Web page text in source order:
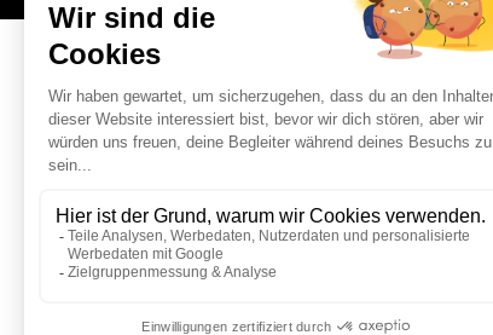
Clubeintritt in Lissabon
der Stadt und spendieren euch neben dem
Im Anschluss an euerDinnerkönnt ihr euch
einTaxi.